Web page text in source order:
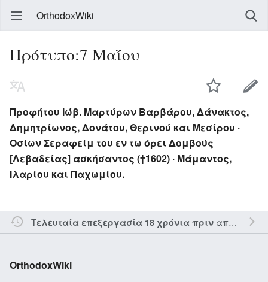
OrthodoxWiki
Πρότυπο:7 Μαΐου
Προφήτου Ιώβ. Μαρτύρων Βαρβάρου, Δάνακτος,
Δημητρίωνος, Δονάτου, Θερινού και Μεσίρου ·
Οσίων Σεραφείμ του εν τω όρει Δομβούς
[Λεβαδείας] ασκήσαντος (†1602) · Μάμαντος,
Ιλαρίου και Παχωμίου.
Τελευταία επεξεργασία 18 χρόνια πριναπό τον την
OrthodoxWiki